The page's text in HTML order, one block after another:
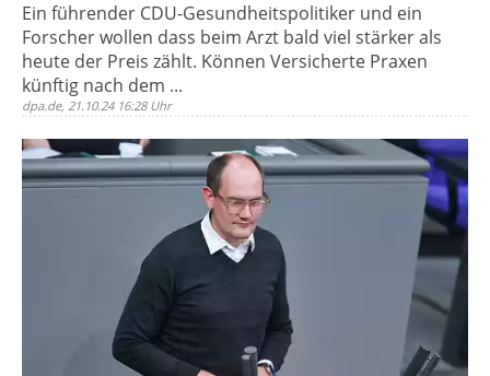
Ein führender CDU-Gesundheitspolitiker und ein
Forscher wollen dass beim Arzt bald viel stärker als
heute der Preis zählt. Können Versicherte Praxen
künftig nach dem ...
dpa.de, 21.10.24 16:28 Uhr